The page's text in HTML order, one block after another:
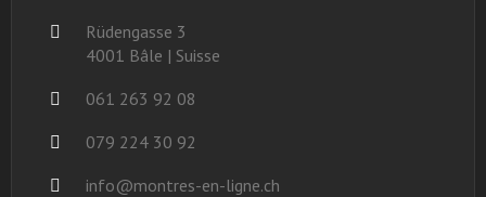
Rüdengasse 3
4001 Bâle | Suisse
061 263 92 08
079 224 30 92
info@montres-en-ligne.ch